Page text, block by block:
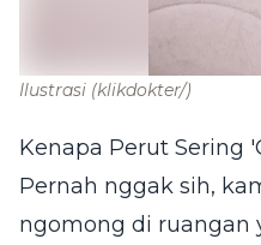
Ilustrasi (klikdokter/)
Kenapa Perut Sering
Pernah nggak sih,
ngomong di ruangan